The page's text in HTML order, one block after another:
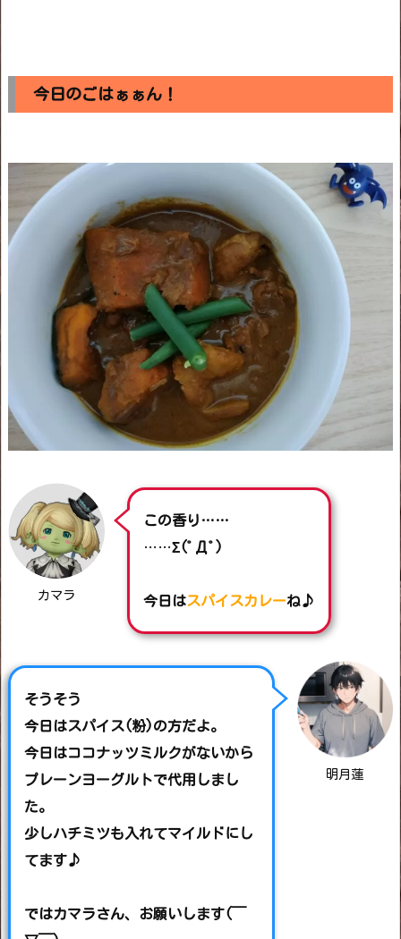
今日のごはぁぁん！
カマラ
この香り……
……Σ(ﾟДﾟ)
今日はスパイスカレーね♪
明月蓮
そうそう
今日はスパイス(粉)の方だよ。
今日はココナッツミルクがないから
プレーンヨーグルトで代用しまし
た。
少しハチミツも入れてマイルドにし
てます♪
ではカマラさん、お願いします(￣